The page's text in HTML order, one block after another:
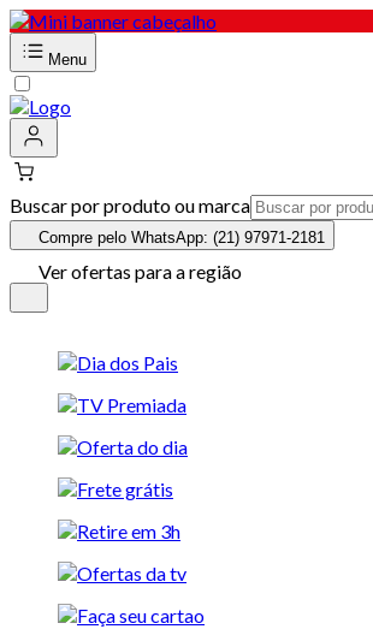
Menu
Buscar por produto ou marca
Compre pelo WhatsApp: (21) 97971-2181
Ver ofertas para a região